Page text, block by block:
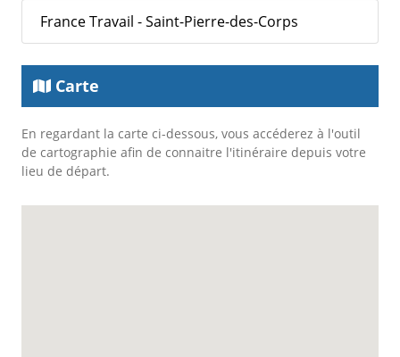
France Travail - Saint-Pierre-des-Corps
Carte
En regardant la carte ci-dessous, vous accéderez à l'outil
de cartographie afin de connaitre l'itinéraire depuis votre
lieu de départ.